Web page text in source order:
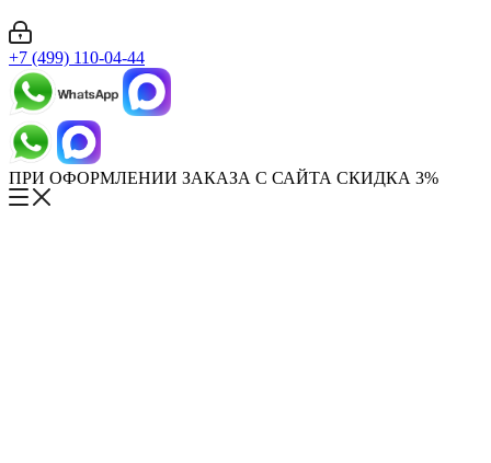
+7 (499) 110-04-44
ПРИ ОФОРМЛЕНИИ ЗАКАЗА С САЙТА СКИДКА 3%